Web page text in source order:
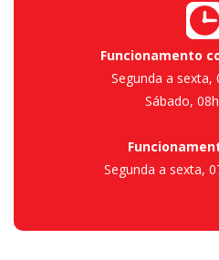
Funcionamento
Segunda a sexta,
Sábado,
Segunda a sexta,